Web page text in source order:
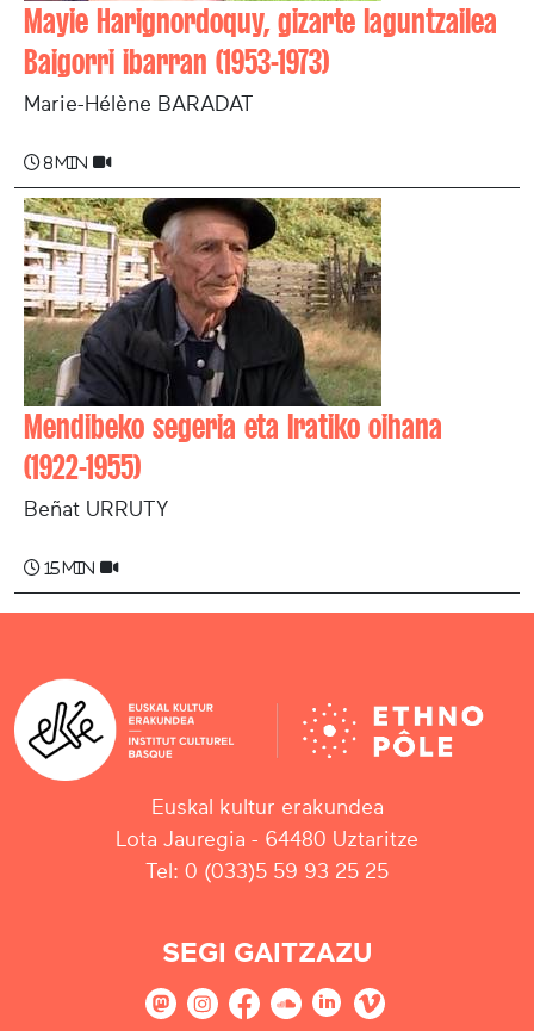
Mayie Harignordoquy, gizarte laguntzailea
Baigorri ibarran (1953-1973)
Marie-Hélène BARADAT
8 min
Mendibeko segeria eta Iratiko oihana
(1922-1955)
Beñat URRUTY
15 min
Euskal kultur erakundea
Lota Jauregia - 64480 Uztaritze
Tel: 0 (033)5 59 93 25 25
SEGI GAITZAZU